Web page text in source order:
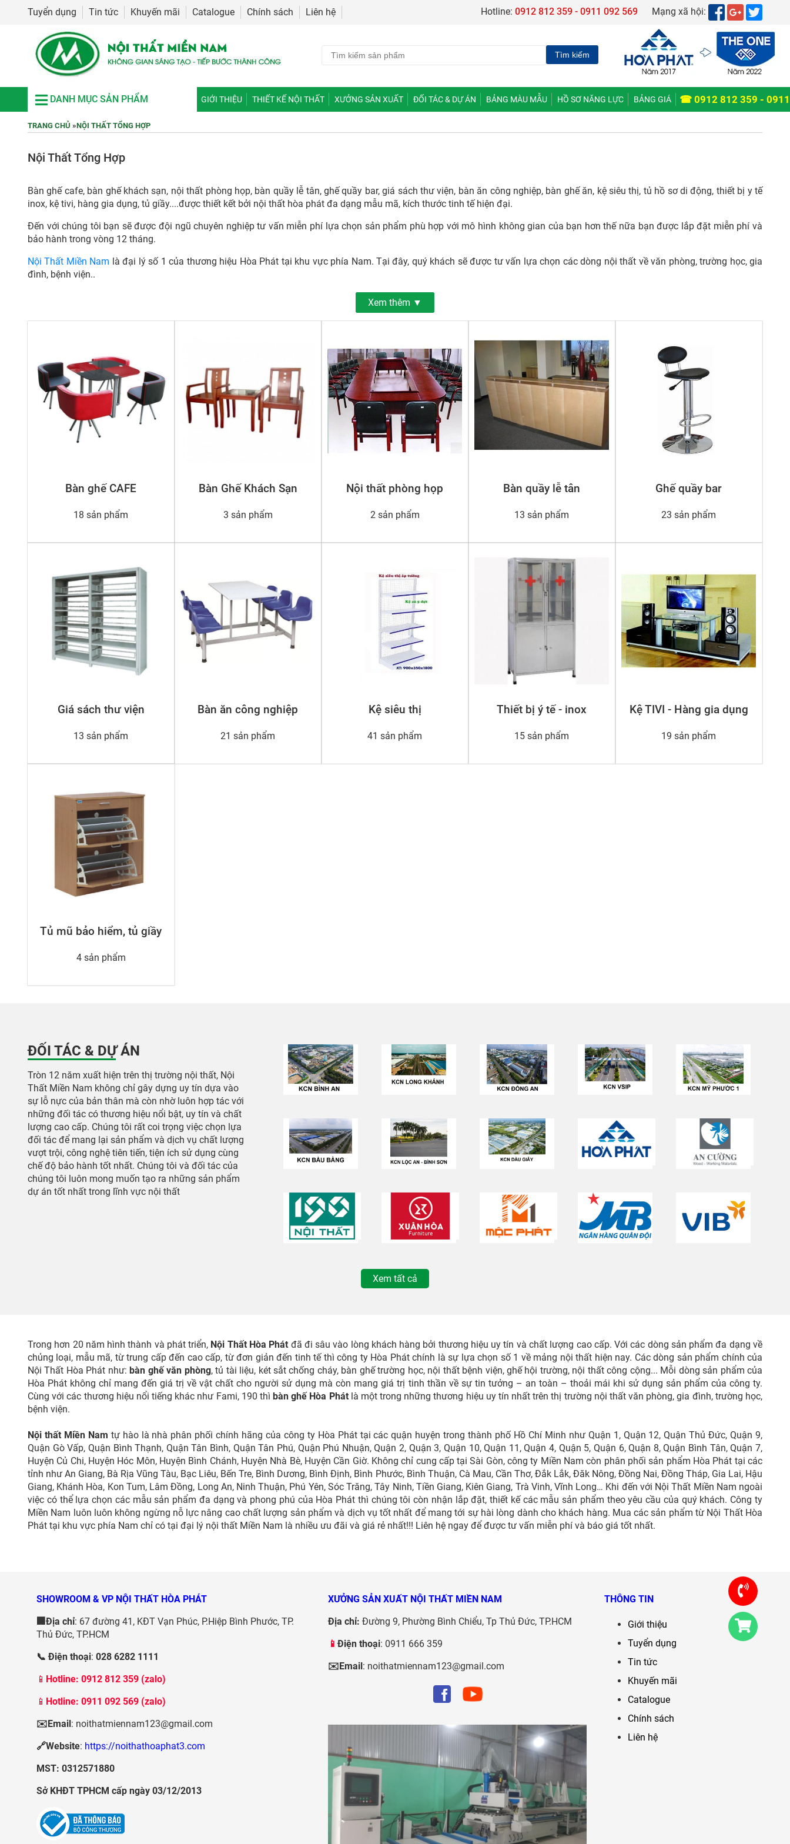
Tuyển dụng Tin tức Khuyến mãi Catalogue Chính sách Liên hệ Hotline: 0912 812 359 - 0911 092 569 Mạng xã hội:
DANH MỤC SẢN PHẨM GIỚI THIỆU THIẾT KẾ NỘI THẤT XƯỞNG SẢN XUẤT ĐỐI TÁC & DỰ ÁN BẢNG MÀU MẪU HỒ SƠ NĂNG LỰC BẢNG GIÁ ☎ 0912 812 359 -
TRANG CHỦ »NỘI THẤT TỔNG HỢP
Nội Thất Tổng Hợp
Bàn ghế cafe, bàn ghế khách sạn, nội thất phòng họp, bàn quầy lễ tân, ghế quầy bar, giá sách thư viện, bàn ăn công nghiệp, bàn ghế ăn, kệ siêu thị, tủ hồ sơ di động, thiết bị y tế
inox, kệ tivi, hàng gia dụng, tủ giầy....được thiết kết bởi nội thất hòa phát đa dạng mẫu mã, kích thước tinh tế hiện đại.
Đến với chúng tôi bạn sẽ được đội ngũ chuyên nghiệp tư vấn miễn phí lựa chọn sản phẩm phù hợp với mô hình không gian của bạn hơn thế nữa bạn được lắp đặt miễn phí và
bảo hành trong vòng 12 tháng.
Nội Thất Miền Nam là đại lý số 1 của thương hiệu Hòa Phát tại khu vực phía Nam. Tại đây, quý khách sẽ được tư vấn lựa chọn các dòng nội thất về văn phòng, trường học, gia
đình, bệnh viện..
Xem thêm ▼
Bàn ghế CAFE
18 sản phẩm
Bàn Ghế Khách Sạn
3 sản phẩm
Nội thất phòng họp
2 sản phẩm
Bàn quầy lễ tân
13 sản phẩm
Ghế quầy bar
23 sản phẩm
Giá sách thư viện
13 sản phẩm
Bàn ăn công nghiệp
21 sản phẩm
Kệ siêu thị
41 sản phẩm
Thiết bị ý tế - inox
15 sản phẩm
Kệ TIVI - Hàng gia dụng
19 sản phẩm
Tủ mũ bảo hiểm, tủ giầy
4 sản phẩm
ĐỐI TÁC & DỰ ÁN
Tròn 12 năm xuất hiện trên thị trường nội thất, Nội
Thất Miền Nam không chỉ gây dựng uy tín dựa vào
sự lỗ nực của bản thân mà còn nhờ luôn hợp tác với
những đối tác có thương hiệu nổi bật, uy tín và chất
lượng cao cấp. Chúng tôi rất coi trọng việc chọn lựa
đối tác để mang lại sản phẩm và dịch vụ chất lượng
vượt trội, công nghệ tiên tiến, tiện ích sử dụng cùng
chế độ bảo hành tốt nhất. Chúng tôi và đối tác của
chúng tôi luôn mong muốn tạo ra những sản phẩm
dự án tốt nhất trong lĩnh vực nội thất
Xem tất cả
Trong hơn 20 năm hình thành và phát triển, Nội Thất Hòa Phát đã đi sâu vào lòng khách hàng bởi thương hiệu uy tín và chất lượng cao cấp. Với các dòng sản phẩm đa dạng về
chủng loại, mẫu mã, từ trung cấp đến cao cấp, từ đơn giản đến tinh tế thì công ty Hòa Phát chính là sự lựa chọn số 1 về mảng nội thất hiện nay. Các dòng sản phẩm chính của
Nội Thất Hòa Phát như:bàn ghế văn phòng, tủ tài liệu, két sắt chống cháy, bàn ghế trường học, nội thất bệnh viện, ghế hội trường, nội thất công cộng... Mỗi dòng sản phẩm của
Hòa Phát không chỉ mang đến giá trị về vật chất cho người sử dụng mà còn mang giá trị tinh thần về sự tin tưởng – an toàn – thoải mái khi sử dụng sản phẩm của công ty.
Cùng với các thương hiệu nổi tiếng khác như Fami, 190 thìbàn ghế Hòa Phátlà một trong những thương hiệu uy tín nhất trên thị trường nội thất văn phòng, gia đình, trường học,
bệnh viện.
Nội thất Miền Nam tự hào là nhà phân phối chính hãng của công ty Hòa Phát tại các quận huyện trong thành phố Hồ Chí Minh như Quận 1, Quận 12, Quận Thủ Đức, Quận 9,
Quận Gò Vấp, Quận Bình Thạnh, Quận Tân Bình, Quận Tân Phú, Quận Phú Nhuận, Quận 2, Quận 3, Quận 10, Quận 11, Quận 4, Quận 5, Quận 6, Quận 8, Quận Bình Tân, Quận 7,
Huyện Củ Chi, Huyện Hóc Môn, Huyện Bình Chánh, Huyện Nhà Bè, Huyện Cần Giờ. Không chỉ cung cấp tại Sài Gòn, công ty Miền Nam còn phân phối sản phẩm Hòa Phát tại các
tỉnh như An Giang, Bà Rịa Vũng Tàu, Bạc Liêu, Bến Tre, Bình Dương, Bình Định, Bình Phước, Bình Thuận, Cà Mau, Cần Thơ, Đắk Lắk, Đăk Nông, Đồng Nai, Đồng Tháp, Gia Lai, Hậu
Giang, Khánh Hòa, Kon Tum, Lâm Đồng, Long An, Ninh Thuận, Phú Yên, Sóc Trăng, Tây Ninh, Tiền Giang, Kiên Giang, Trà Vinh, Vĩnh Long… Khi đến với Nội Thất Miền Nam ngoài
việc có thể lựa chọn các mẫu sản phẩm đa dạng và phong phú của Hòa Phát thì chúng tôi còn nhận lắp đặt, thiết kế các mẫu sản phẩm theo yêu cầu của quý khách. Công ty
Miền Nam luôn luôn không ngừng nỗ lực nâng cao chất lượng sản phẩm và dịch vụ tốt nhất để mang tới sự hài lòng dành cho khách hàng. Mua các sản phẩm từ Nội Thất Hòa
Phát tại khu vực phía Nam chỉ có tại đại lý nội thất Miền Nam là nhiều ưu đãi và giá rẻ nhất!!! Liên hệ ngay để được tư vấn miễn phí và báo giá tốt nhất.
SHOWROOM & VP NỘI THẤT HÒA PHÁT
🏢Địa chỉ: 67 đường 41, KĐT Vạn Phúc, P.Hiệp Bình Phước, TP.
Thủ Đức, TP.HCM
📞 Điện thoại: 028 6282 1111
📱 Hotline: 0912 812 359 (zalo)
📱 Hotline: 0911 092 569 (zalo)
✉️Email: noithatmiennam123@gmail.com
🔗Website: https://noithathoaphat3.com
MST: 0312571880
Sở KHĐT TPHCM cấp ngày 03/12/2013
XƯỞNG SẢN XUẤT NỘI THẤT MIỀN NAM
Địa chỉ: Đường 9, Phường Bình Chiểu, Tp Thủ Đức, TP.HCM
📱Điện thoại: 0911 666 359
✉️Email: noithatmiennam123@gmail.com
THÔNG TIN
Giới thiệu
Tuyển dụng
Tin tức
Khuyến mãi
Catalogue
Chính sách
Liên hệ